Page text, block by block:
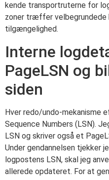
kende transportruterne for
zoner træffer velbegrundede
tilgængelighed.
Interne
PageLSN og
siden
Hver redo/undo-
Sequence Numbers (LSN).
LSN og skriver også et
Under gendannelsen tjekker
logpostens LSN, skal jeg
allerede opdateret. For at